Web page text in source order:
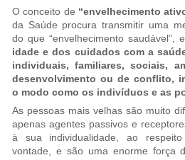
O conceito de “envelhecimento
da Saúde procura transmitir uma
do que “envelhecimento saudável”,
idade e dos cuidados com a
individuais, familiares, sociais,
desenvolvimento ou de conflito,
o modo como os indivíduos e as
As pessoas mais velhas são muito
apenas agentes passivos e
à sua individualidade, ao
vontade, e são uma enorme força